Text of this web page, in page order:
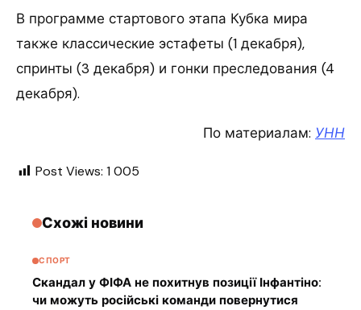
В программе стартового этапа Кубка мира
также классические эстафеты (1 декабря),
спринты (3 декабря) и гонки преследования (4
декабря).
По материалам: УНН
Post Views: 1 005
Схожі новини
СПОРТ
Скандал у ФІФА не похитнув позиції Інфантіно:
чи можуть російські команди повернутися